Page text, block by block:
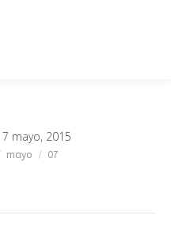
7 mayo, 2015
mayo 07